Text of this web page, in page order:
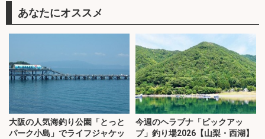
あなたにオススメ
大阪の人気海釣り公園「とっと
パーク小島」でライフジャケッ
今週のヘラブナ「ピックアッ
プ」釣り場2026【山梨・西湖】